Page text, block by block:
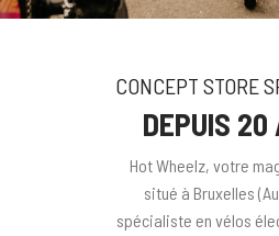
CONCEPT STORE
DEPUIS
Hot Wheelz, votre
situé à Bruxelles
spécialiste en vélos